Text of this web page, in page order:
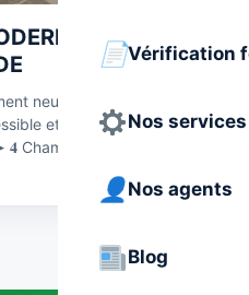
Vérification
Nos services
Nos agents
Blog
À LOUER
neuf, situé dans un
et sécurisé. ╭━━━ ❖
Chambres spacieuses ┃